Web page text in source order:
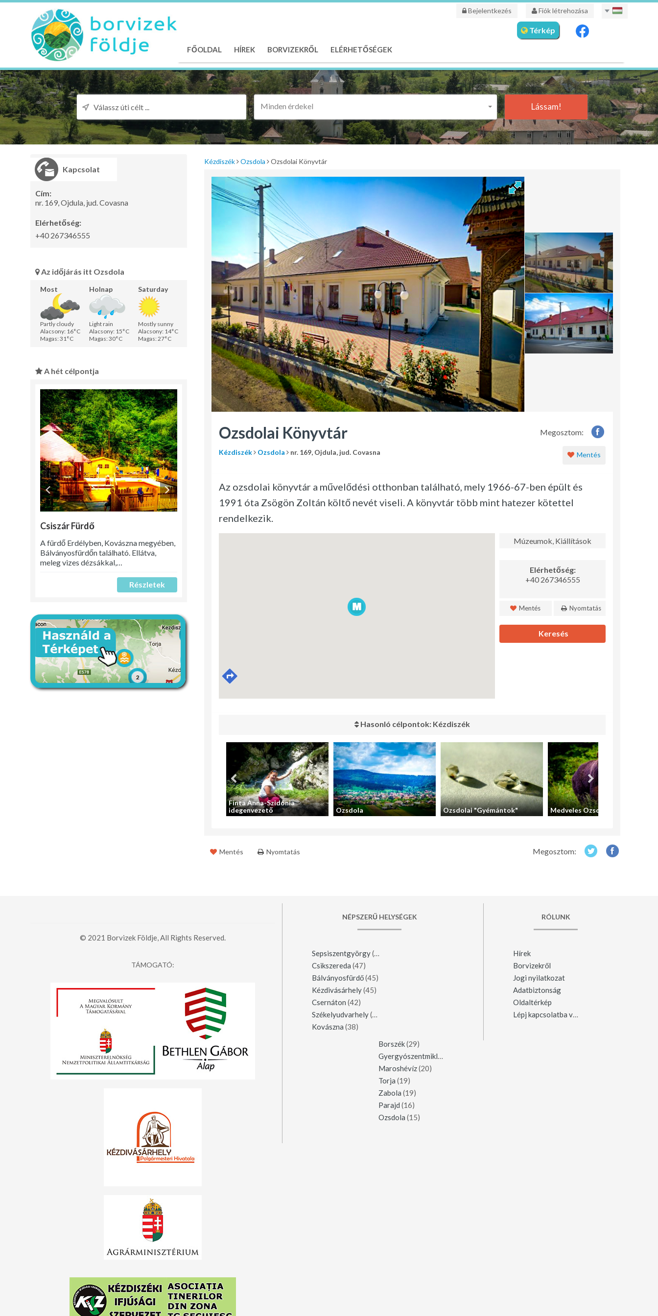
Bejelentkezés Fiók létrehozása
FŐOLDAL HÍREK BORVIZEKRŐL ELÉRHETŐSÉGEK
Térkép
Minden érdekel Lássam!
Kapcsolat
Cím:
nr. 169, Ojdula, jud. Covasna
Elérhetőség:
+40 267346555
Az időjárás itt Ozsdola
Most Holnap Saturday
Partly cloudy Light rain
Mostly sunny
Alacsony: 16°C
Alacsony: 15°C
Alacsony: 14°C
Magas: 31°C
Magas: 30°C Magas: 27°C
A hét célpontja
Csiszár Fürdő
A fürdő Erdélyben, Kovászna megyében,
Bálványosfürdőn található. Ellátva,
meleg vizes dézsákkal,…
Részletek
Kézdiszék Ozsdola Ozsdolai Könyvtár
Megosztom:
Ozsdolai Könyvtár
Kézdiszék Ozsdola nr. 169, Ojdula, jud. Covasna Mentés
Az ozsdolai könyvtár a művelődési otthonban található, mely 1966-67-ben épült és
1991 óta Zsögön Zoltán költő nevét viseli. A könyvtár több mint hatezer kötettel
rendelkezik.
Múzeumok, Kiállítások
Elérhetőség:
+40 267346555
Mentés Nyomtatás
Keresés
Hasonló célpontok: Kézdiszék
Finta Anna-Szidónia
idegenvezető
Ozsdola Ozsdolai "Gyémántok" Medveles Ozsdola
Mentés Nyomtatás Megosztom:
© 2021 Borvizek Földje, All Rights Reserved.
TÁMOGATÓ:
NÉPSZERŰ HELYSÉGEK
Sepsiszentgyörgy(123)
Csikszereda (47)
Bálványosfürdő(45)
Kézdivásárhely(45)
Csernáton (42)
Székelyudvarhely(42)
Kovászna (38)
Borszék(29)
Gyergyószentmiklós
Maroshévíz(20)
Torja (19)
Zabola (19)
Parajd (16)
Ozsdola (15)
RÓLUNK
Hírek
Borvizekről
Jogi nyilatkozat
Adatbiztonság
Oldaltérkép
Lépj kapcsolatba velünk